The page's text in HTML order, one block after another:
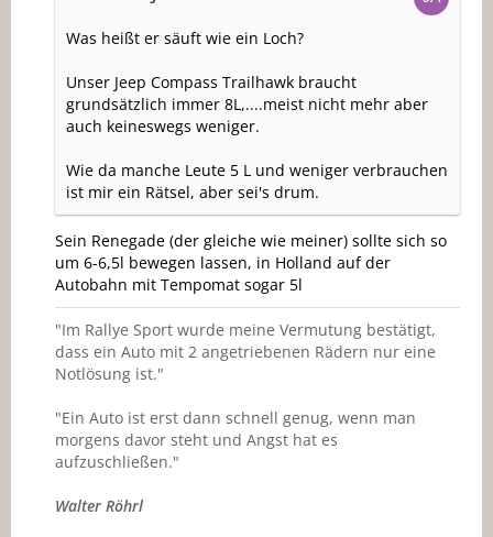
Was heißt er säuft wie ein Loch?
Unser Jeep Compass Trailhawk braucht
grundsätzlich immer 8L,....meist nicht mehr aber
auch keineswegs weniger.
Wie da manche Leute 5 L und weniger verbrauchen
ist mir ein Rätsel, aber sei's drum.
Sein Renegade (der gleiche wie meiner) sollte sich so
um 6-6,5l bewegen lassen, in Holland auf der
Autobahn mit Tempomat sogar 5l
"Im Rallye Sport wurde meine Vermutung bestätigt,
dass ein Auto mit 2 angetriebenen Rädern nur eine
Notlösung ist."
"Ein Auto ist erst dann schnell genug, wenn man
morgens davor steht und Angst hat es
aufzuschließen."
Walter Röhrl